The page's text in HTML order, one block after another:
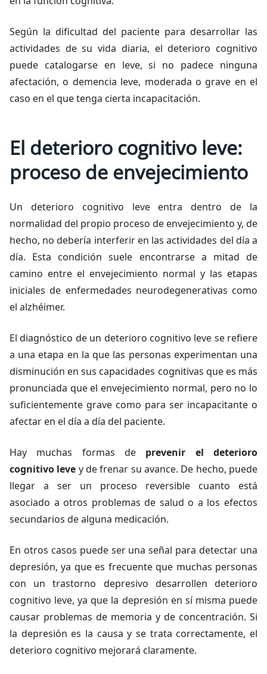
Según la dificultad del paciente para desarrollar las
actividades de su vida diaria, el deterioro cognitivo
puede catalogarse en leve, si no padece ninguna
afectación, o demencia leve, moderada o grave en el
caso en el que tenga cierta incapacitación.
El deterioro cognitivo leve:
proceso de envejecimiento
Un deterioro cognitivo leve entra dentro de la
normalidad del propio proceso de envejecimiento y, de
hecho, no debería interferir en las actividades del día a
día. Esta condición suele encontrarse a mitad de
camino entre el envejecimiento normal y las etapas
iniciales de enfermedades neurodegenerativas como
el alzhéimer.
El diagnóstico de un deterioro cognitivo leve se refiere
a una etapa en la que las personas experimentan una
disminución en sus capacidades cognitivas que es más
pronunciada que el envejecimiento normal, pero no lo
suficientemente grave como para ser incapacitante o
afectar en el día a día del paciente.
Hay muchas formas de prevenir el deterioro
cognitivo leve y de frenar su avance. De hecho, puede
llegar a ser un proceso reversible cuanto está
asociado a otros problemas de salud o a los efectos
secundarios de alguna medicación.
En otros casos puede ser una señal para detectar una
depresión, ya que es frecuente que muchas personas
con un trastorno depresivo desarrollen deterioro
cognitivo leve, ya que la depresión en sí misma puede
causar problemas de memoria y de concentración. Si
la depresión es la causa y se trata correctamente, el
deterioro cognitivo mejorará claramente.